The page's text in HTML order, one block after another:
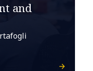
and